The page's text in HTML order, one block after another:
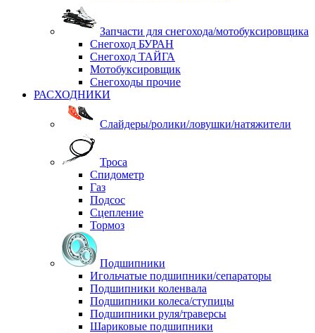
Запчасти для снегохода/мотобуксировщика
Снегоход БУРАН
Снегоход ТАЙГА
Мотобуксировщик
Снегоходы прочие
РАСХОДНИКИ
Слайдеры/ролики/ловушки/натяжители
Троса
Спидометр
Газ
Подсос
Сцепление
Тормоз
Подшипники
Игольчатые подшипники/сепараторы
Подшипники коленвала
Подшипники колеса/ступицы
Подшипники руля/траверсы
Шариковые подшипники